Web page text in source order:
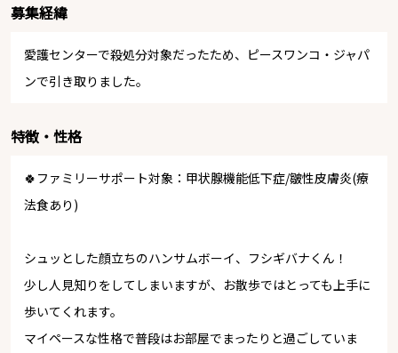
募集経緯
愛護センターで殺処分対象だったため、ピースワンコ・ジャパ
ンで引き取りました。
特徴・性格
🍀ファミリーサポート対象：甲状腺機能低下症/皺性皮膚炎(療
法食あり)
シュッとした顔立ちのハンサムボーイ、フシギバナくん！
少し人見知りをしてしまいますが、お散歩ではとっても上手に
歩いてくれます。
マイペースな性格で普段はお部屋でまったりと過ごしていま